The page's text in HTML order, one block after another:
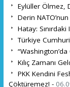
Eylüller Ölmez,
Derin
Hatay:
Türkiye
Kılıç Zamanı
PKK Kendini
Çöktüremez! -